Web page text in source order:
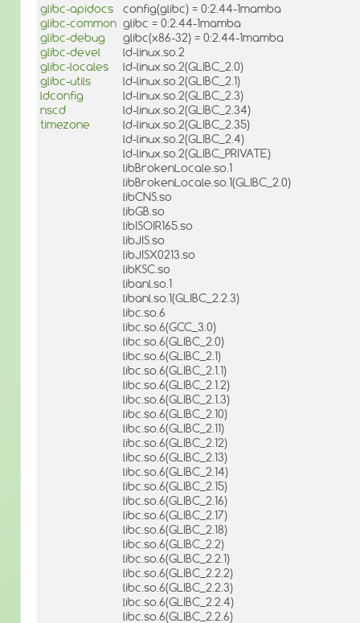
glibc-apidocs
glibc-common
glibc-debug
glibc-devel
glibc-locales
glibc-utils
ldconfig
nscd
timezone
config(glibc) = 0:2.44-1mamba
glibc = 0:2.44-1mamba
glibc(x86-32) = 0:2.44-1mamba
ld-linux.so.2
ld-linux.so.2(GLIBC_2.0)
ld-linux.so.2(GLIBC_2.1)
ld-linux.so.2(GLIBC_2.3)
ld-linux.so.2(GLIBC_2.34)
ld-linux.so.2(GLIBC_2.35)
ld-linux.so.2(GLIBC_2.4)
ld-linux.so.2(GLIBC_PRIVATE)
libBrokenLocale.so.1
libBrokenLocale.so.1(GLIBC_2.0)
libCNS.so
libGB.so
libISOIR165.so
libJIS.so
libJISX0213.so
libKSC.so
libanl.so.1
libanl.so.1(GLIBC_2.2.3)
libc.so.6
libc.so.6(GCC_3.0)
libc.so.6(GLIBC_2.0)
libc.so.6(GLIBC_2.1)
libc.so.6(GLIBC_2.1.1)
libc.so.6(GLIBC_2.1.2)
libc.so.6(GLIBC_2.1.3)
libc.so.6(GLIBC_2.10)
libc.so.6(GLIBC_2.11)
libc.so.6(GLIBC_2.12)
libc.so.6(GLIBC_2.13)
libc.so.6(GLIBC_2.14)
libc.so.6(GLIBC_2.15)
libc.so.6(GLIBC_2.16)
libc.so.6(GLIBC_2.17)
libc.so.6(GLIBC_2.18)
libc.so.6(GLIBC_2.2)
libc.so.6(GLIBC_2.2.1)
libc.so.6(GLIBC_2.2.2)
libc.so.6(GLIBC_2.2.3)
libc.so.6(GLIBC_2.2.4)
libc.so.6(GLIBC_2.2.6)